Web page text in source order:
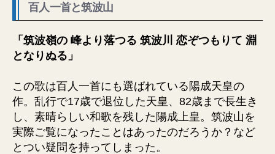
百人一首と筑波山
「筑波嶺の 峰より落つる 筑波川 恋ぞつもりて 淵
となりぬる」
この歌は百人一首にも選ばれている陽成天皇の
作。乱行で17歳で退位した天皇、82歳まで長生き
し、素晴らしい和歌を残した陽成上皇。筑波山を
実際ご覧になったことはあったのだろうか？など
とつい疑問を持ってしまった。